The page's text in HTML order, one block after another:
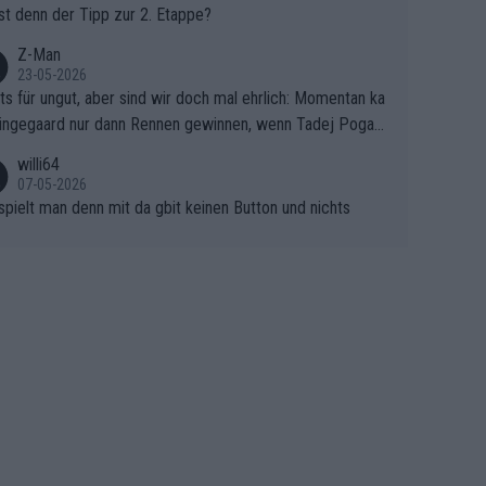
bei so einem harten Aufstieg einmal den Moment verpa
der Konkurrentin die "zweite Luft" schenkt, ist der Sc
am Berg kaum noch zu reparieren.Vor uns liegt nun das
Finale Richtung Nizza. Niewiadoma hat psychologisch O
aber SD Worx und Vollering müssen jetzt All-In ge
denn der Tipp zur 2. Etappe?
Z-Man
23-05-2026
für ungut, aber sind wir doch mal ehrlich: Momentan ka
nur dann Rennen gewinnen, wenn Tadej Pogaca
willi64
07-05-2026
man denn mit da gbit keinen Button und nichts